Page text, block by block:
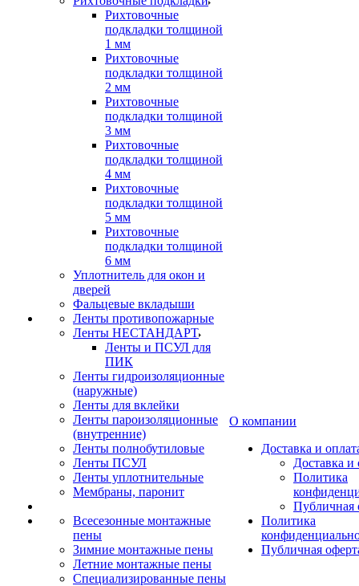
Рихтовочные
подкладки толщиной
1 мм
Рихтовочные
подкладки толщиной
2 мм
Рихтовочные
подкладки толщиной
3 мм
Рихтовочные
подкладки толщиной
4 мм
Рихтовочные
подкладки толщиной
5 мм
Рихтовочные
подкладки толщиной
6 мм
Уплотнитель для окон и
дверей
Фальцевые вкладыши
Ленты противопожарные
Ленты НЕСТАНДАРТ
Ленты и ПСУЛ для
ПИК
Ленты гидроизоляционные
(наружные)
Ленты для вклейки
Ленты пароизоляционные
(внутренние)
Ленты полнобутиловые
Ленты ПСУЛ
Ленты уплотнительные
Мембраны, паронит
Всесезонные монтажные
пены
Зимние монтажные пены
Летние монтажные пены
Специализированные пены
О компании
Доставка и
Доставка и
Политика
Публичная
Политика
Публичная